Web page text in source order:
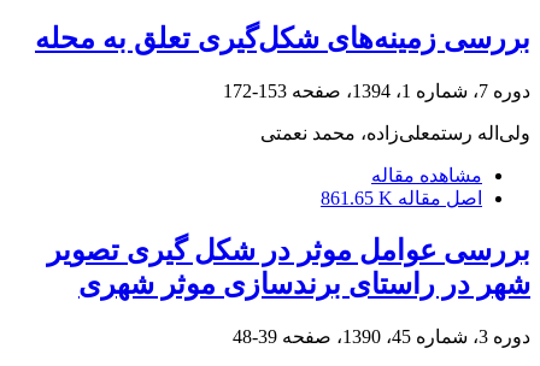
بررسی زمینه‌های شکل‌گیری تعلق به محله
دوره 7، شماره 1، 1394، صفحه 153-172
ولی‌اله رستمعلی‌زاده، محمد نعمتی
مشاهده مقاله
اصل مقاله 861.65 K
بررسی عوامل موثر در شکل گیری تصویر
شهر در راستای برندسازی موثر شهری
دوره 3، شماره 45، 1390، صفحه 39-48